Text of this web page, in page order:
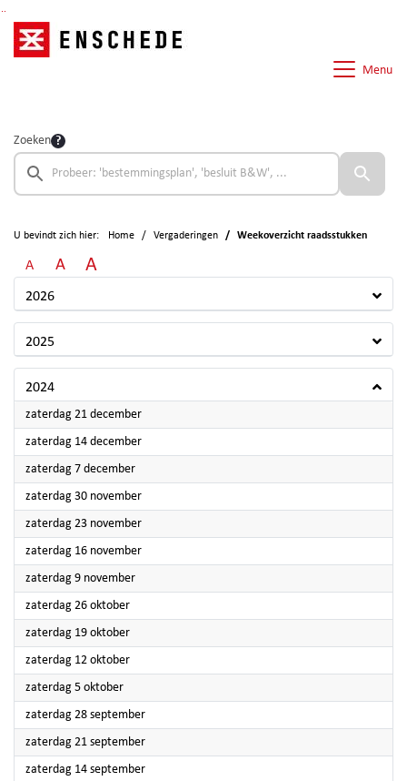
Menu
Zoeken
U bevindt zich hier: Home Vergaderingen Weekoverzicht raadsstukken
A A A
2026
2025
2024
zaterdag 21 december2024
zaterdag 14 december2024
zaterdag 7 december2024
zaterdag 30 november2024
zaterdag 23 november2024
zaterdag 16 november2024
zaterdag 9 november2024
zaterdag 26 oktober2024
zaterdag 19 oktober2024
zaterdag 12 oktober2024
zaterdag 5 oktober2024
zaterdag 28 september2024
zaterdag 21 september2024
zaterdag 14 september2024